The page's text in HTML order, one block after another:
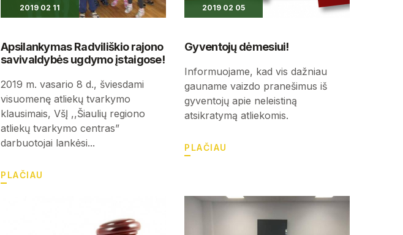
2019 02 11
Apsilankymas Radviliškio rajono
savivaldybės ugdymo įstaigose!
2019 m. vasario 8 d., šviesdami
visuomenę atliekų tvarkymo
klausimais, VšĮ ,,Šiaulių regiono
atliekų tvarkymo centras”
darbuotojai lankėsi...
PLAČIAU
2019 02 05
Gyventojų dėmesiui!
Informuojame, kad vis dažniau
gauname vaizdo pranešimus iš
gyventojų apie neleistiną
atsikratymą atliekomis.
PLAČIAU